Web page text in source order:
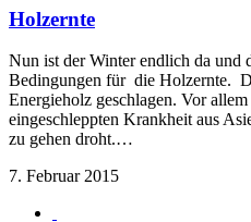
Holzernte
Nun ist der Winter endlich da und
Bedingungen für die Holzernte.
Energieholz geschlagen. Vor
eingeschleppten Krankheit aus
zu gehen droht.…
7. Februar 2015